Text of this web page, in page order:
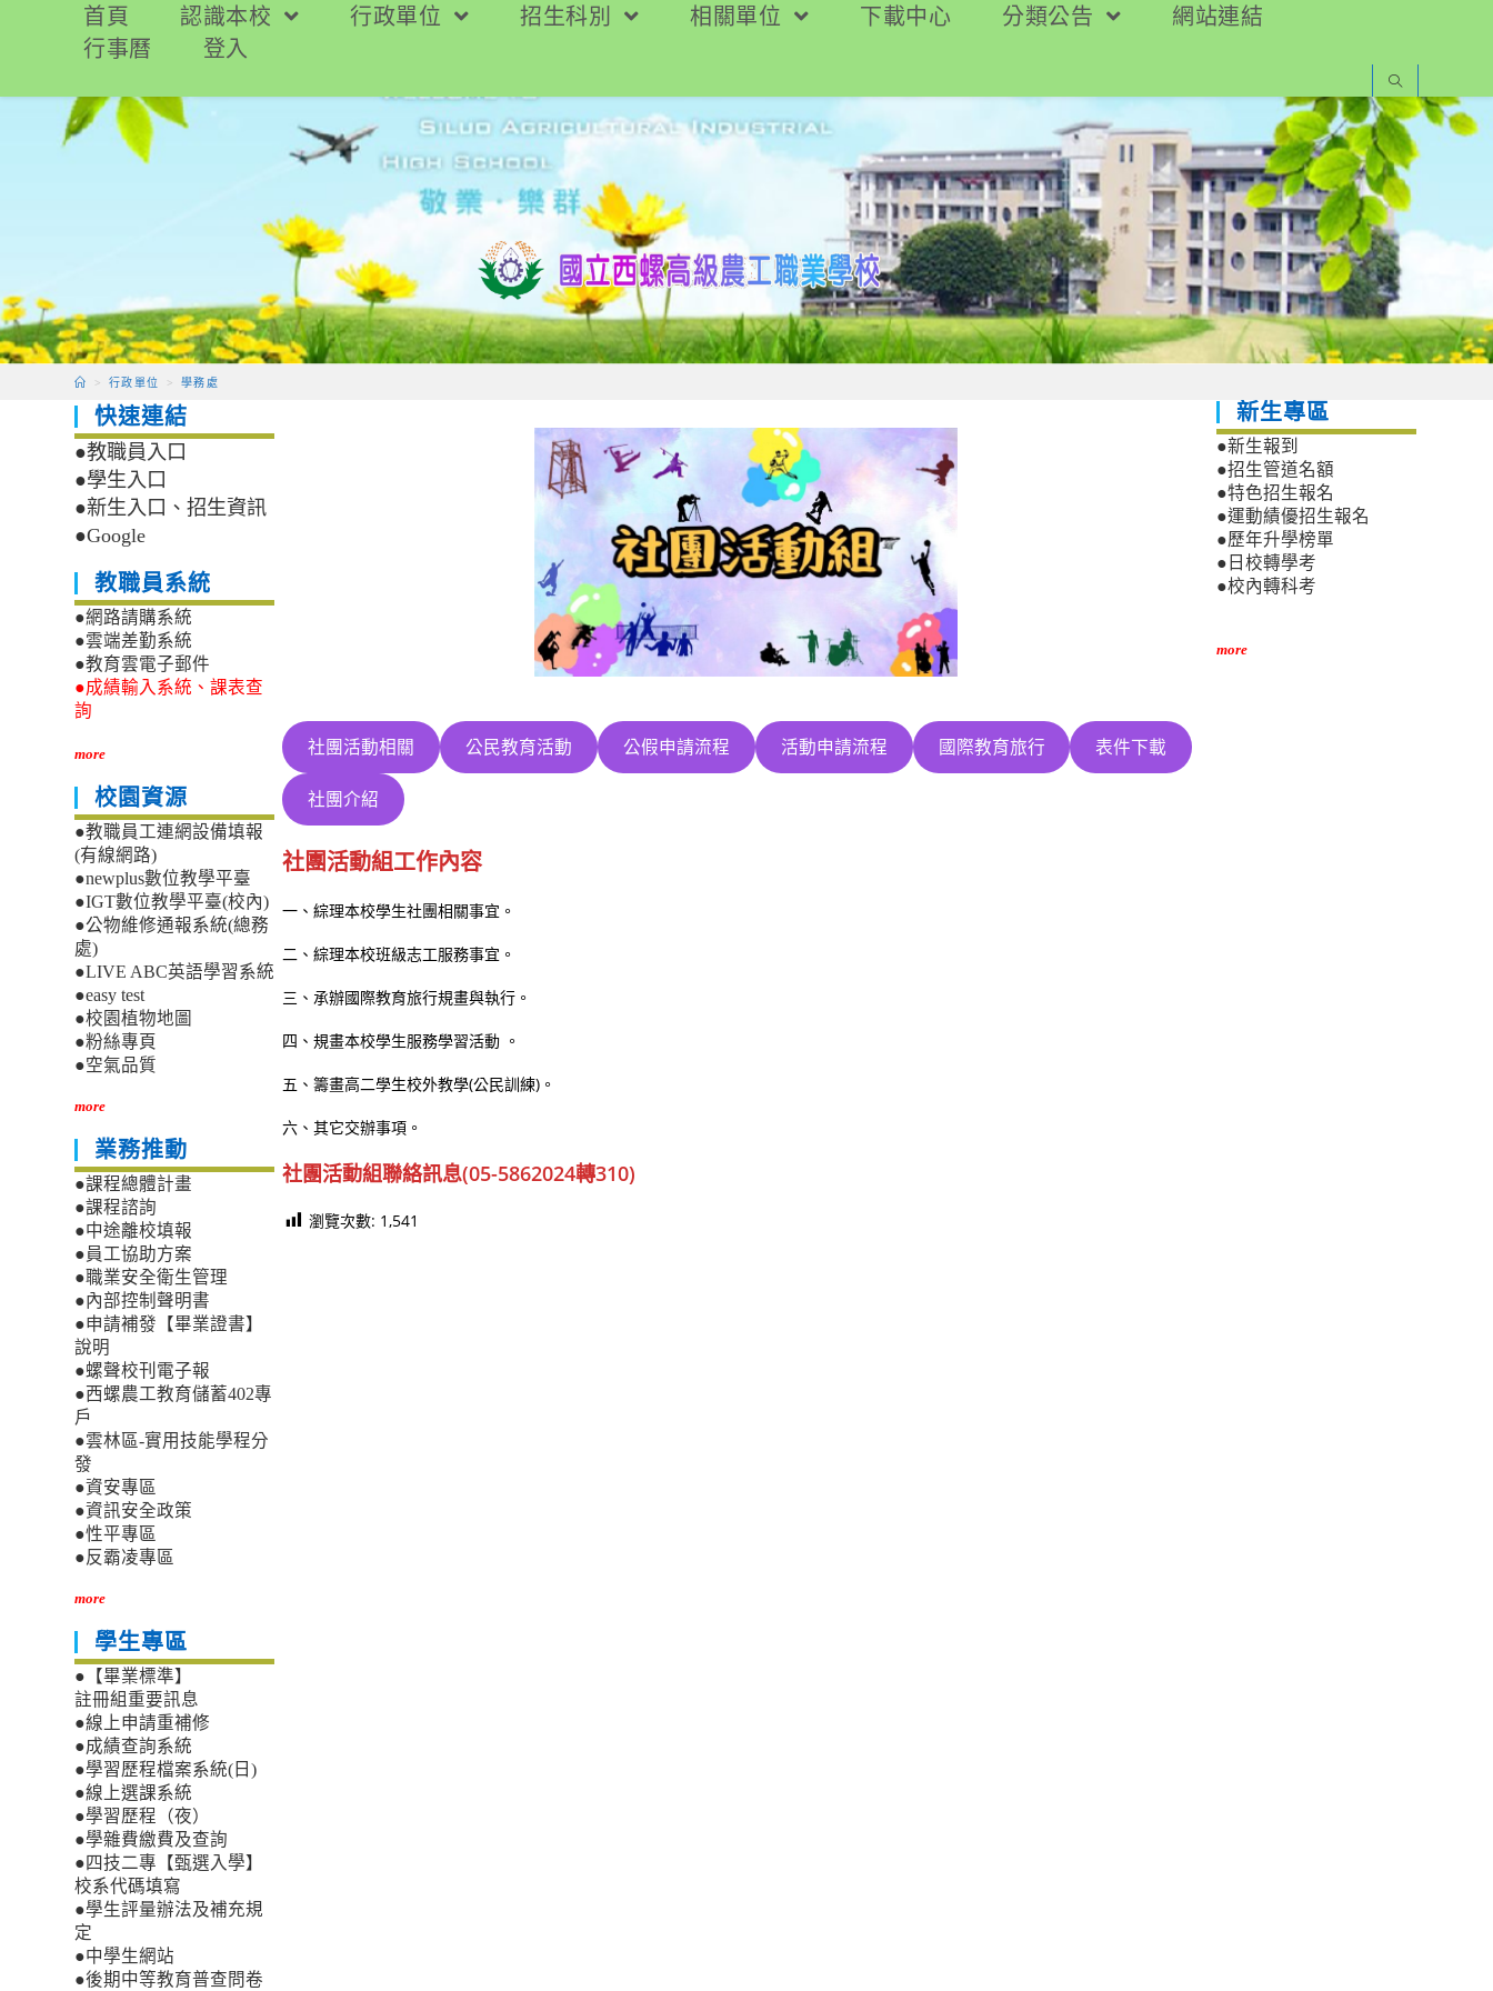
要
首頁 認識本校 行政單位 招生科別 相關單位 下載中心 分類公告
網站連結
行事曆
登入
> 行政單位 > 學務處
社團活動相關 公民教育活動 公假申請流程 活動申請流程 國際教育旅行 表件下載
社團介紹
社團活動組工作內容
一、綜理本校學生社團相關事宜。
二、綜理本校班級志工服務事宜。
三、承辦國際教育旅行規畫與執行。
四、規畫本校學生服務學習活動 。
五、籌畫高二學生校外教學(公民訓練)。
六、其它交辦事項。
社團活動組聯絡訊息(05-5862024轉310)
瀏覽次數: 1,541
快速連結
●教職員入口
●學生入口
●新生入口、招生資訊
●Google
教職員系統
●網路請購系統
●雲端差勤系統
●教育雲電子郵件
●成績輸入系統、課表查
詢
more
校園資源
●教職員工連網設備填報
(有線網路)
●newplus數位教學平臺
●IGT數位教學平臺(校內)
●公物維修通報系統(總務
處)
●LIVE ABC英語學習系統
●easy test
●校園植物地圖
●粉絲專頁
●空氣品質
more
業務推動
●課程總體計畫
●課程諮詢
●中途離校填報
●員工協助方案
●職業安全衛生管理
●內部控制聲明書
●申請補發【畢業證書】
說明
●螺聲校刊電子報
●西螺農工教育儲蓄402專
戶
●雲林區-實用技能學程分
發
●資安專區
●資訊安全政策
●性平專區
●反霸凌專區
more
學生專區
●【畢業標準】
註冊組重要訊息
●線上申請重補修
●成績查詢系統
●學習歷程檔案系統(日)
●線上選課系統
●學習歷程（夜）
●學雜費繳費及查詢
●四技二專【甄選入學】
校系代碼填寫
●學生評量辦法及補充規
定
●中學生網站
●後期中等教育普查問卷
新生專區
●新生報到
●招生管道名額
●特色招生報名
●運動績優招生報名
●歷年升學榜單
●日校轉學考
●校內轉科考
more